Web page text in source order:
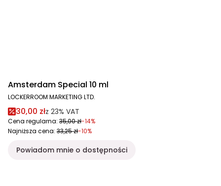
Amsterdam Special 10 ml
LOCKERROOM MARKETING LTD.
30,00 złz 23% VAT
Cena regularna: 35,00 zł-14%
Najniższa cena: 33,25 zł-10%
Powiadom mnie o dostępności